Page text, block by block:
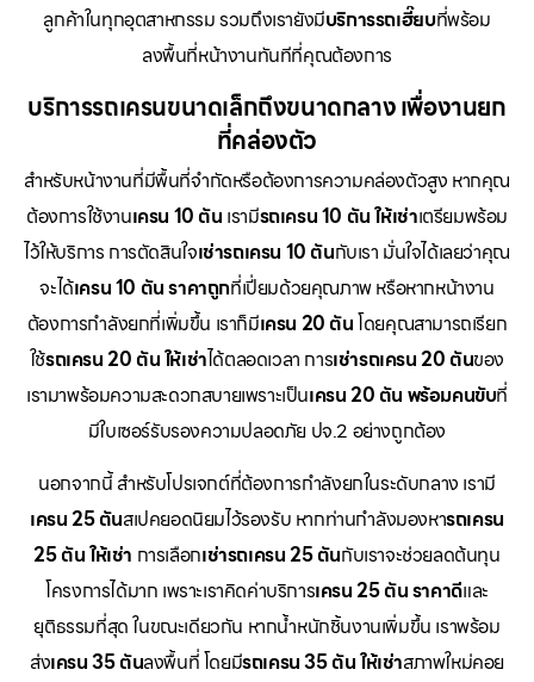
ลูกค้าในทุกอุตสาหกรรม รวมถึงเรายังมีบริการรถเฮี๊ยบที่พร้อม
ลงพื้นที่หน้างานทันทีที่คุณต้องการ
บริการรถเครนขนาดเล็กถึงขนาดกลาง เพื่องานยก
ที่คล่องตัว
สำหรับหน้างานที่มีพื้นที่จำกัดหรือต้องการความคล่องตัวสูง หากคุณ
ต้องการใช้งานเครน 10 ตัน เรามีรถเครน 10 ตัน ให้เช่าเตรียมพร้อม
ไว้ให้บริการ การตัดสินใจเช่ารถเครน 10 ตันกับเรา มั่นใจได้เลยว่าคุณ
จะได้เครน 10 ตัน ราคาถูกที่เปี่ยมด้วยคุณภาพ หรือหากหน้างาน
ต้องการกำลังยกที่เพิ่มขึ้น เราก็มีเครน 20 ตันโดยคุณสามารถเรียก
ใช้รถเครน 20 ตัน ให้เช่าได้ตลอดเวลา การเช่ารถเครน 20 ตันของ
เรามาพร้อมความสะดวกสบายเพราะเป็นเครน 20 ตัน พร้อมคนขับที่
มีใบเซอร์รับรองความปลอดภัย ปจ.2 อย่างถูกต้อง
นอกจากนี้ สำหรับโปรเจกต์ที่ต้องการกำลังยกในระดับกลาง เรามี
เครน 25 ตันสเปคยอดนิยมไว้รองรับ หากท่านกำลังมองหารถเครน
25 ตัน ให้เช่า การเลือกเช่ารถเครน 25 ตันกับเราจะช่วยลดต้นทุน
โครงการได้มาก เพราะเราคิดค่าบริการเครน 25 ตัน ราคาดีและ
ยุติธรรมที่สุด ในขณะเดียวกัน หากน้ำหนักชิ้นงานเพิ่มขึ้น เราพร้อม
ส่งเครน 35 ตันลงพื้นที่ โดยมีรถเครน 35 ตัน ให้เช่าสภาพใหม่คอย